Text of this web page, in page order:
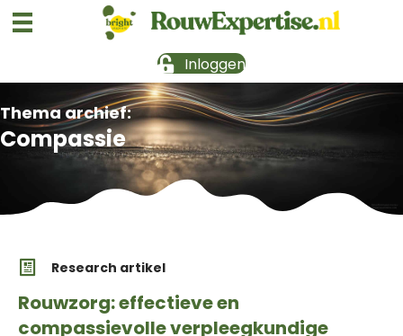
Inloggen
Thema archief:
Compassie
Research artikel
Rouwzorg: effectieve en
compassievolle verpleegkundige